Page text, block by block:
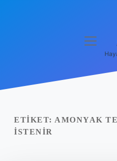
Yasal Uyarı
menüyü
ETIKET: AMONYAK
ISTENIR